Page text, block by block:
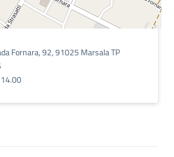
Fornara, 92, 91025 Marsala TP